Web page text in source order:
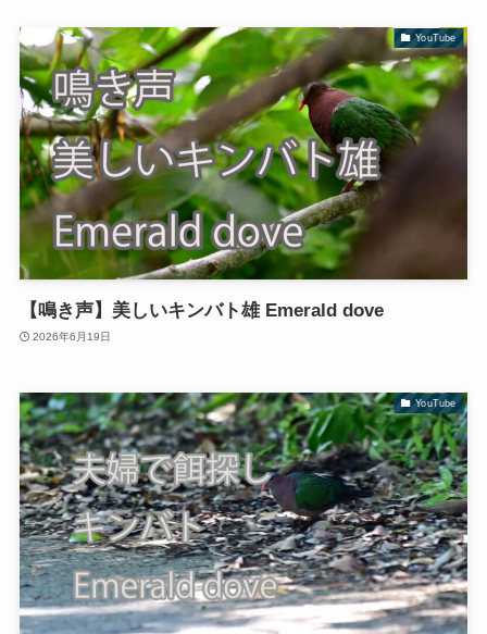
YouTube
【鳴き声】美しいキンバト雄 Emerald dove
2026年6月19日
YouTube